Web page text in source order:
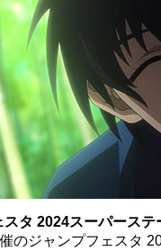
タ 2024スーパーステ
のジャンプフェスタ